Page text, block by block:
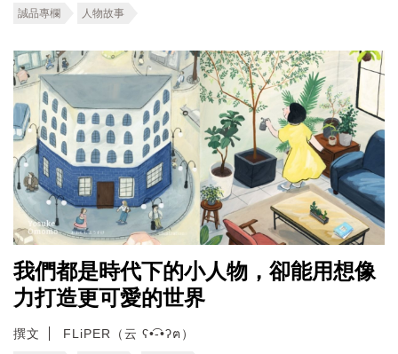
誠品專欄 人物故事
我們都是時代下的小人物，卻能用想像
力打造更可愛的世界
撰文 FLiPER（云 ʕ•͡-•ʔฅ）